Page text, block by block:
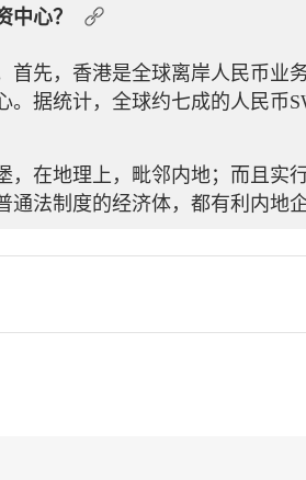
心？
首先，香港是全球离岸人民币业
据统计，全球约七成的人民币
在地理上，毗邻内地；而且实
法制度的经济体，都有利内地